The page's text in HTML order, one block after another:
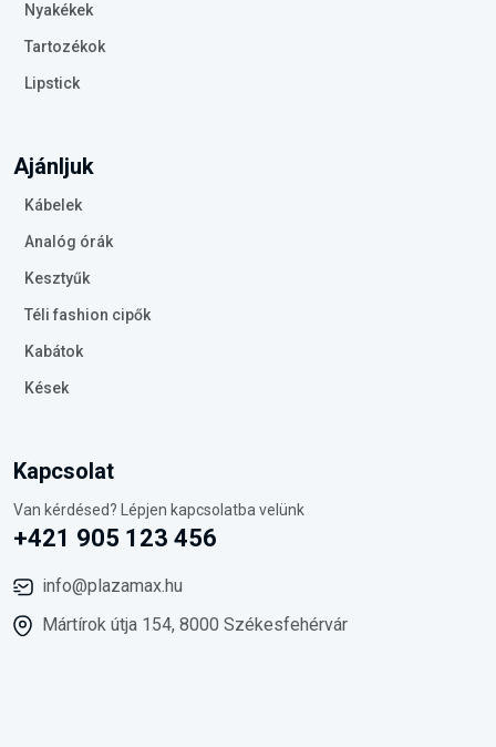
Nyakékek
Tartozékok
Lipstick
Ajánljuk
Kábelek
Analóg órák
Kesztyűk
Téli fashion cipők
Kabátok
Kések
Kapcsolat
Van kérdésed? Lépjen kapcsolatba velünk
+421 905 123 456
info@plazamax.hu
Mártírok útja 154, 8000 Székesfehérvár